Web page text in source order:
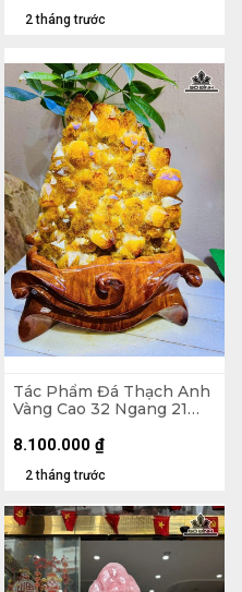
2 tháng trước
Tác Phẩm Đá Thạch Anh
Vàng Cao 32 Ngang 21
2 tháng trước
8.100.000 ₫